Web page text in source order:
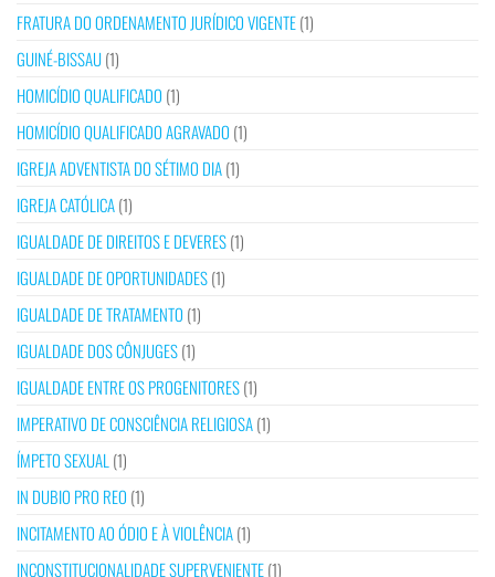
FRATURA DO ORDENAMENTO JURÍDICO VIGENTE(1)
GUINÉ-BISSAU(1)
HOMICÍDIO QUALIFICADO (1)
HOMICÍDIO QUALIFICADO AGRAVADO (1)
IGREJA ADVENTISTA DO SÉTIMO DIA(1)
IGREJA CATÓLICA(1)
IGUALDADE DE DIREITOS E DEVERES(1)
IGUALDADE DE OPORTUNIDADES(1)
IGUALDADE DE TRATAMENTO (1)
IGUALDADE DOS CÔNJUGES(1)
IGUALDADE ENTRE OS PROGENITORES(1)
IMPERATIVO DE CONSCIÊNCIA RELIGIOSA(1)
ÍMPETO SEXUAL (1)
IN DUBIO PRO REO (1)
INCITAMENTO AO ÓDIO E À VIOLÊNCIA(1)
INCONSTITUCIONALIDADE SUPERVENIENTE(1)